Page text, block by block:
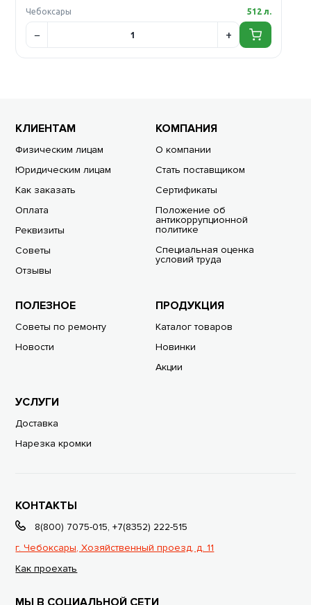
Чебоксары
512 л.
КЛИЕНТАМ
Физическим лицам
Юридическим лицам
Как заказать
Оплата
Реквизиты
Советы
Отзывы
КОМПАНИЯ
О компании
Стать поставщиком
Сертификаты
Положение об
антикоррупционной
политике
Специальная оценка
условий труда
ПОЛЕЗНОЕ
Советы по ремонту
Новости
ПРОДУКЦИЯ
Каталог товаров
Новинки
Акции
УСЛУГИ
Доставка
Нарезка кромки
КОНТАКТЫ
8(800) 7075-015,+7(8352) 222-515
г. Чебоксары, Хозяйственный проезд, д. 11
Как проехать
МЫ В СОЦИАЛЬНОЙ СЕТИ